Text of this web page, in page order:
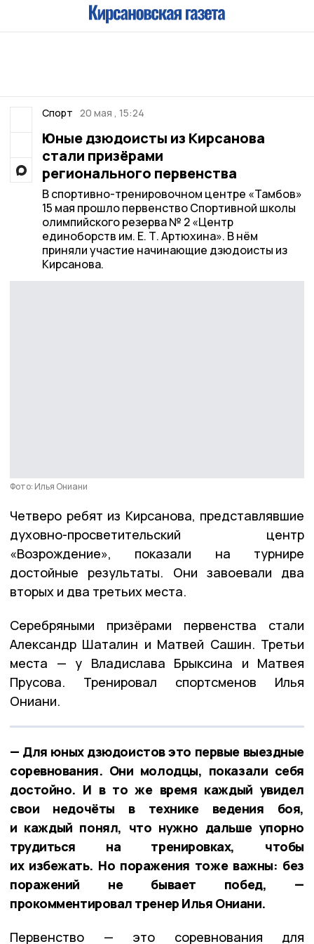
Спорт 20 мая , 15:24
Юные дзюдоисты из Кирсанова
стали призёрами
регионального первенства
В спортивно-тренировочном центре «Тамбов»
15 мая прошло первенство Спортивной школы
олимпийского резерва № 2 «Центр
единоборств им. Е. Т. Артюхина». В нём
приняли участие начинающие дзюдоисты из
Кирсанова.
Фото: Илья Ониани
Четверо ребят из Кирсанова, представлявшие
духовно-просветительский центр
«Возрождение», показали на турнире
достойные результаты. Они завоевали два
вторых и два третьих места.
Серебряными призёрами первенства стали
Александр Шаталин и Матвей Сашин. Третьи
места — у Владислава Брыксина и Матвея
Прусова. Тренировал спортсменов Илья
Ониани.
— Для юных дзюдоистов это первые выездные
соревнования. Они молодцы, показали себя
достойно. И в то же время каждый увидел
свои недочёты в технике ведения боя,
и каждый понял, что нужно дальше упорно
трудиться на тренировках, чтобы
их избежать. Но поражения тоже важны: без
поражений не бывает побед, —
прокомментировал тренер Илья Ониани.
Первенство — это соревнования для